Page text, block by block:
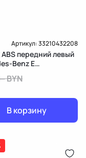
Артикул:33210432208
передний левый
Benz E
BYN
В корзину